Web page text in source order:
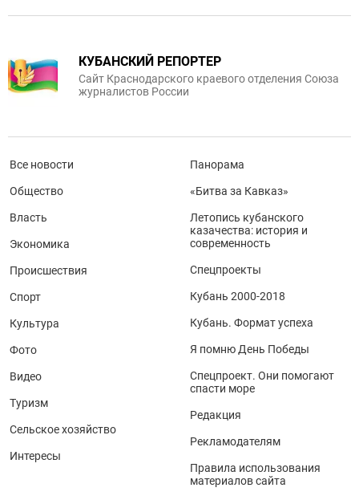
КУБАНСКИЙ РЕПОРТЕР
Сайт Краснодарского краевого отделения Союза
журналистов России
Все новости
Общество
Власть
Экономика
Происшествия
Спорт
Культура
Фото
Видео
Туризм
Сельское хозяйство
Интересы
Панорама
«Битва за Кавказ»
Летопись кубанского
казачества: история и
современность
Спецпроекты
Кубань 2000-2018
Кубань. Формат успеха
Я помню День Победы
Спецпроект. Они помогают
спасти море
Редакция
Рекламодателям
Правила использования
материалов сайта